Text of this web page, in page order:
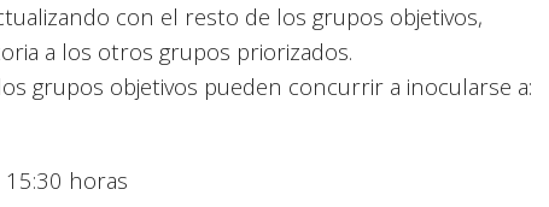
con el resto de los grupos objetivos,
a los otros grupos priorizados.
grupos objetivos pueden concurrir a inocularse a:
15:30 horas